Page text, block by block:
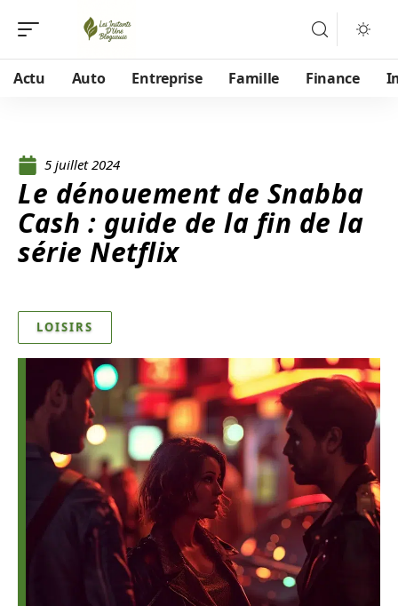
Actu Auto Entreprise Famille Finance
5 juillet 2024
Le dénouement de Snabba
Cash : guide de la fin de la
série Netflix
LOISIRS